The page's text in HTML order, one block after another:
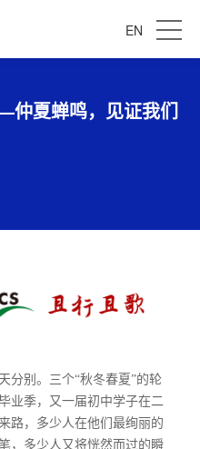
EN
夏蝉鸣，见证我们
分别。三个“秋冬春夏”的轮
业季，又一届初中学子在二
路，多少人在他们最绚丽的
，多少人又将恍然而过的瞬